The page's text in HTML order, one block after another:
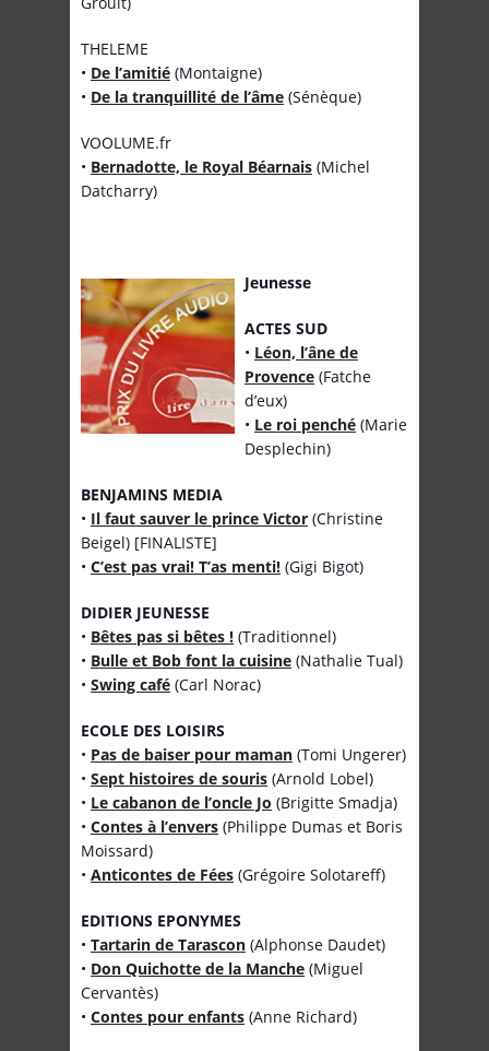
THELEME
• De l’amitié (Montaigne)
• De la tranquillité de l’âme (Sénèque)
VOOLUME.fr
• Bernadotte, le Royal Béarnais (Michel
Datcharry)
Jeunesse
ACTES SUD
• Léon, l’âne de
Provence (Fatche
d’eux)
• Le roi penché (Marie
Desplechin)
BENJAMINS MEDIA
• Il faut sauver le prince Victor (Christine
Beigel) [FINALISTE]
• C’est pas vrai! T’as menti! (Gigi Bigot)
DIDIER JEUNESSE
• Bêtes pas si bêtes ! (Traditionnel)
• Bulle et Bob font la cuisine (Nathalie Tual)
• Swing café (Carl Norac)
ECOLE DES LOISIRS
• Pas de baiser pour maman (Tomi Ungerer)
• Sept histoires de souris (Arnold Lobel)
• Le cabanon de l’oncle Jo (Brigitte Smadja)
• Contes à l’envers (Philippe Dumas et Boris
Moissard)
• Anticontes de Fées (Grégoire Solotareff)
EDITIONS EPONYMES
• Tartarin de Tarascon (Alphonse Daudet)
• Don Quichotte de la Manche (Miguel
Cervantès)
• Contes pour enfants (Anne Richard)